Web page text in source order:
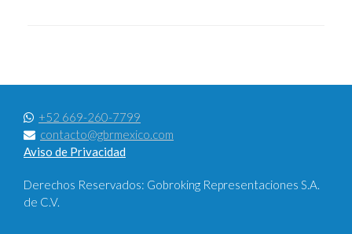
+52 669-260-7799
contacto@gbrmexico.com
Aviso de Privacidad
Derechos Reservados: Gobroking Representaciones S.A.
de C.V.